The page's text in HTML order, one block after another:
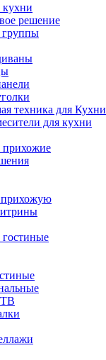
решение
техника для Кухни
для кухни
прихожую